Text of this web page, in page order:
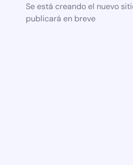
Se está creando el nuevo
publicará en breve